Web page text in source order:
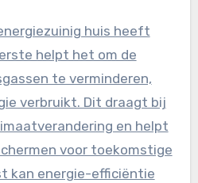
huis heeft
helpt het om de
te verminderen,
verbruikt. Dit draagt bij
en helpt
voor toekomstige
kan energie-efficiëntie